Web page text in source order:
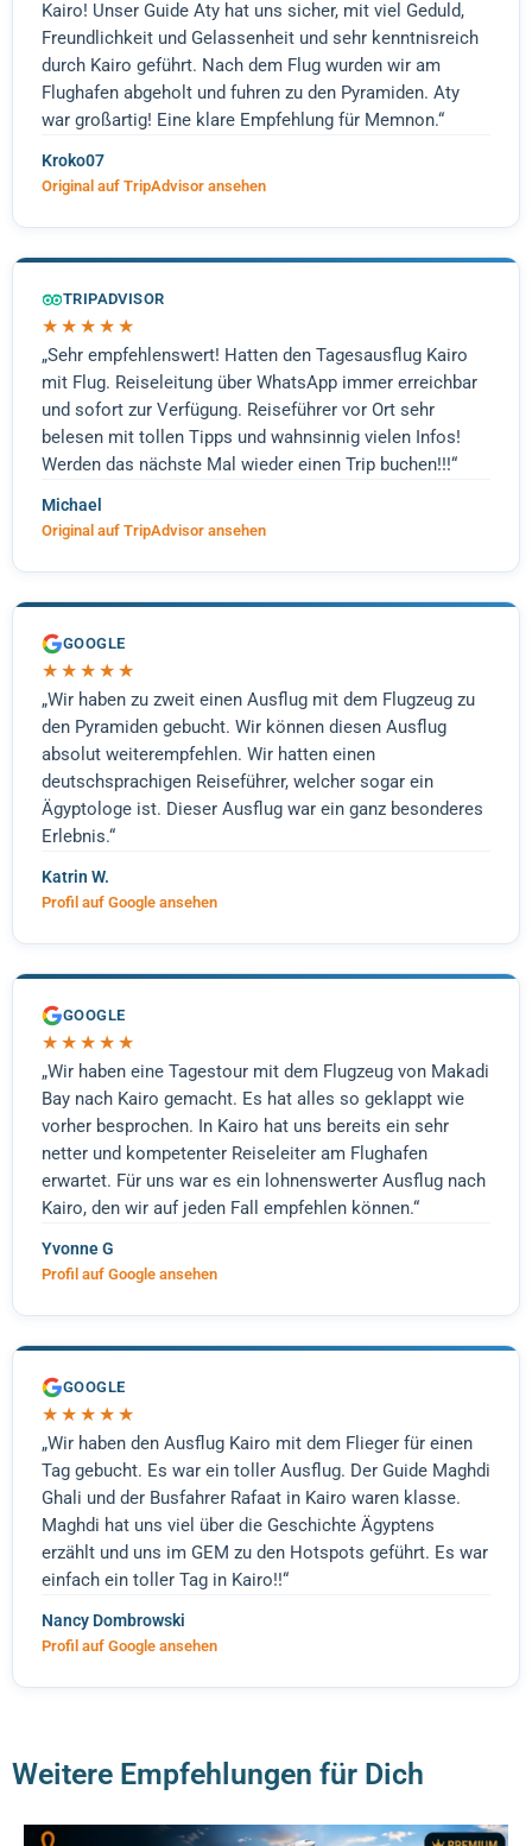
Kairo! Unser Guide Aty hat uns sicher, mit viel Geduld,
Freundlichkeit und Gelassenheit und sehr kenntnisreich
durch Kairo geführt. Nach dem Flug wurden wir am
Flughafen abgeholt und fuhren zu den Pyramiden. Aty
war großartig! Eine klare Empfehlung für Memnon.“
Kroko07
Original auf TripAdvisor ansehen
TRIPADVISOR
★★★★★
„Sehr empfehlenswert! Hatten den Tagesausflug Kairo
mit Flug. Reiseleitung über WhatsApp immer erreichbar
und sofort zur Verfügung. Reiseführer vor Ort sehr
belesen mit tollen Tipps und wahnsinnig vielen Infos!
Werden das nächste Mal wieder einen Trip buchen!!!“
Michael
Original auf TripAdvisor ansehen
GOOGLE
★★★★★
„Wir haben zu zweit einen Ausflug mit dem Flugzeug zu
den Pyramiden gebucht. Wir können diesen Ausflug
absolut weiterempfehlen. Wir hatten einen
deutschsprachigen Reiseführer, welcher sogar ein
Ägyptologe ist. Dieser Ausflug war ein ganz besonderes
Erlebnis.“
Katrin W.
Profil auf Google ansehen
GOOGLE
★★★★★
„Wir haben eine Tagestour mit dem Flugzeug von Makadi
Bay nach Kairo gemacht. Es hat alles so geklappt wie
vorher besprochen. In Kairo hat uns bereits ein sehr
netter und kompetenter Reiseleiter am Flughafen
erwartet. Für uns war es ein lohnenswerter Ausflug nach
Kairo, den wir auf jeden Fall empfehlen können.“
Yvonne G
Profil auf Google ansehen
GOOGLE
★★★★★
„Wir haben den Ausflug Kairo mit dem Flieger für einen
Tag gebucht. Es war ein toller Ausflug. Der Guide Maghdi
Ghali und der Busfahrer Rafaat in Kairo waren klasse.
Maghdi hat uns viel über die Geschichte Ägyptens
erzählt und uns im GEM zu den Hotspots geführt. Es war
einfach ein toller Tag in Kairo!!“
Nancy Dombrowski
Profil auf Google ansehen
Weitere Empfehlungen für Dich